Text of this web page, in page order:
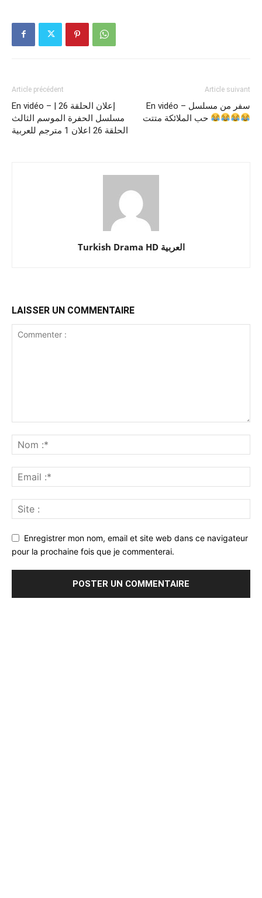
Article précédent
En vidéo – إعلان الحلقة 26 |
مسلسل الحفرة الموسم الثالث
الحلقة 26 اعلان 1 مترجم للعربية
Article suivant
En vidéo – سفر من مسلسل
حب الملائكة متتت
Turkish Drama HD العربية
LAISSER UN COMMENTAIRE
Enregistrer mon nom, email et site web dans ce navigateur
pour la prochaine fois que je commenterai.